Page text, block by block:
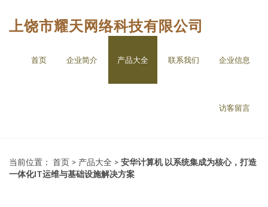
上饶市耀天网络科技有限公司
首页 企业简介 产品大全 联系我们 企业信息
访客留言
当前位置： 首页 > 产品大全 > 安华计算机 以系统集成为核心，打造
一体化IT运维与基础设施解决方案